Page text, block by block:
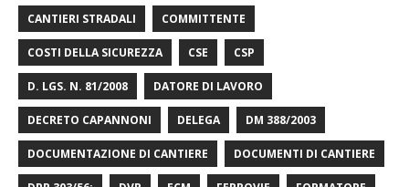
CANTIERI STRADALI COMMITTENTE
COSTI DELLA SICUREZZA CSE CSP
D. LGS. N. 81/2008 DATORE DI LAVORO
DECRETO CAPANNONI DELEGA DM 388/2003
DOCUMENTAZIONE DI CANTIERE DOCUMENTI DI CANTIERE